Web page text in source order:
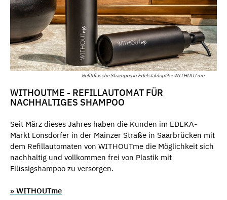
Refillflasche Shampoo in Edelstahloptik - WITHOUTme
WITHOUTME - REFILLAUTOMAT FÜR
NACHHALTIGES SHAMPOO
Seit März dieses Jahres haben die Kunden im EDEKA-
Markt Lonsdorfer in der Mainzer Straße in Saarbrücken mit
dem Refillautomaten von WITHOUTme die Möglichkeit sich
nachhaltig und vollkommen frei von Plastik mit
Flüssigshampoo zu versorgen.
» WITHOUTme